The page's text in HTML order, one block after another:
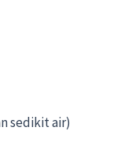
sedikit air)